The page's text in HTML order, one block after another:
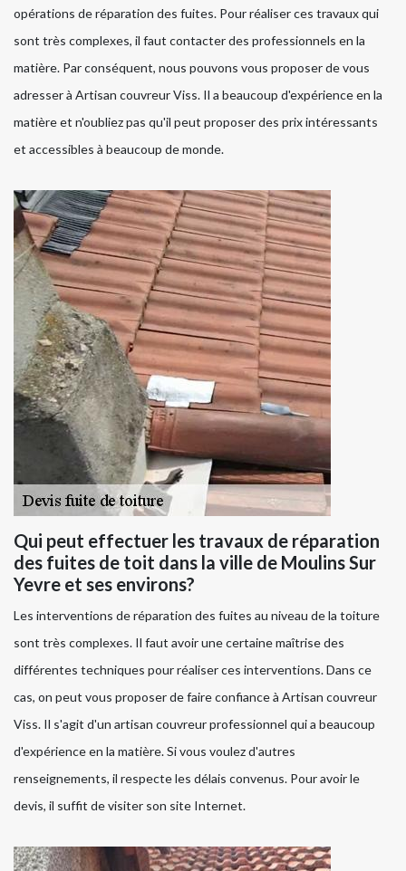
opérations de réparation des fuites. Pour réaliser ces travaux qui
sont très complexes, il faut contacter des professionnels en la
matière. Par conséquent, nous pouvons vous proposer de vous
adresser à Artisan couvreur Viss. Il a beaucoup d'expérience en la
matière et n'oubliez pas qu'il peut proposer des prix intéressants
et accessibles à beaucoup de monde.
Qui peut effectuer les travaux de réparation
des fuites de toit dans la ville de Moulins Sur
Yevre et ses environs?
Les interventions de réparation des fuites au niveau de la toiture
sont très complexes. Il faut avoir une certaine maîtrise des
différentes techniques pour réaliser ces interventions. Dans ce
cas, on peut vous proposer de faire confiance à Artisan couvreur
Viss. Il s'agit d'un artisan couvreur professionnel qui a beaucoup
d'expérience en la matière. Si vous voulez d'autres
renseignements, il respecte les délais convenus. Pour avoir le
devis, il suffit de visiter son site Internet.